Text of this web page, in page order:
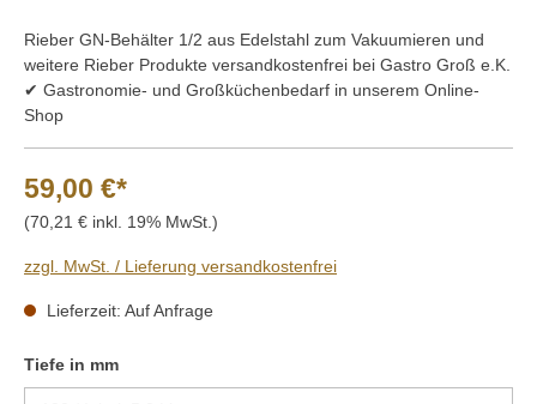
Rieber GN-Behälter 1/2 aus Edelstahl zum Vakuumieren und
weitere Rieber Produkte versandkostenfrei bei Gastro Groß e.K.
✔ Gastronomie- und Großküchenbedarf in unserem Online-
Shop
59,00 €*
(70,21 € inkl. 19% MwSt.)
zzgl. MwSt. / Lieferung versandkostenfrei
Lieferzeit: Auf Anfrage
Tiefe in mmauswählen